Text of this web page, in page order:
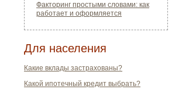
Факторинг простыми словами: как
работает и оформляется
Для населения
Какие вклады застрахованы?
Какой ипотечный кредит выбрать?